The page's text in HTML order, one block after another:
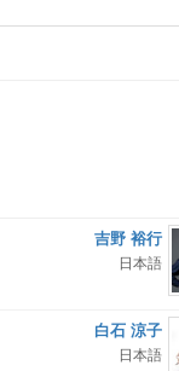
吉野 裕行
日本語
白石 涼子
日本語